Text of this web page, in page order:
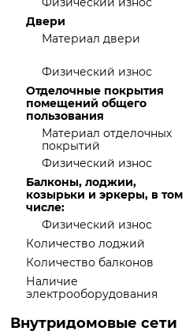
Двери
Материал двери
Физический износ
Отделочные покрытия
помещений общего
пользования
Материал отделочных
покрытий
Физический износ
Балконы, лоджии,
козырьки и эркеры, в том
числе:
Физический износ
Количество лоджий
Количество балконов
Наличие
электрооборудования
Внутридомовые сети